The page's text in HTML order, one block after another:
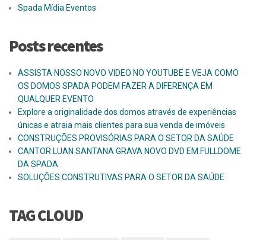
Spada Mídia Eventos
Posts recentes
ASSISTA NOSSO NOVO VIDEO NO YOUTUBE E VEJA COMO
OS DOMOS SPADA PODEM FAZER A DIFERENÇA EM
QUALQUER EVENTO
Explore a originalidade dos domos através de experiências
únicas e atraia mais clientes para sua venda de imóveis
CONSTRUÇÕES PROVISÓRIAS PARA O SETOR DA SAÚDE
CANTOR LUAN SANTANA GRAVA NOVO DVD EM FULLDOME
DA SPADA
SOLUÇÕES CONSTRUTIVAS PARA O SETOR DA SAÚDE
TAG CLOUD